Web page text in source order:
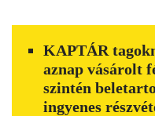
KAPTÁR
aznap vásárolt
szintén
ingyenes